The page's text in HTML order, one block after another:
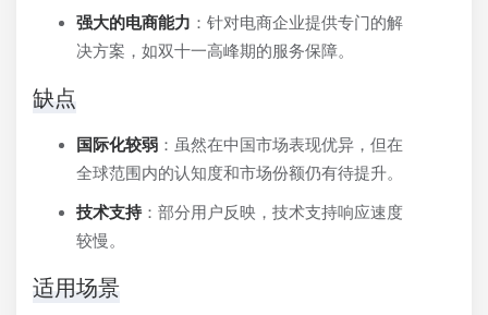
强大的电商能力 ：针对电商企业提供专门的解
决方案，如双十一高峰期的服务保障。
缺点
国际化较弱 ：虽然在中国市场表现优异，但在
全球范围内的认知度和市场份额仍有待提升。
技术支持：部分用户反映，技术支持响应速度
较慢。
适用场景